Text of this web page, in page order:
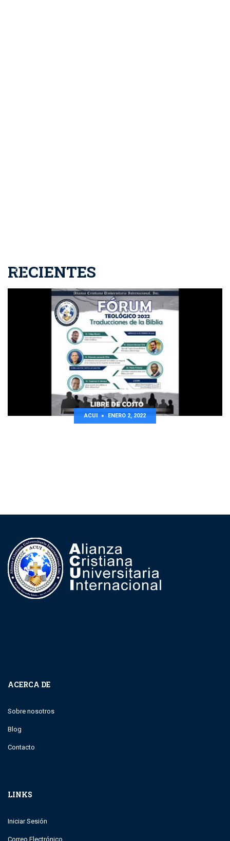
RECIENTES
ACUI ENERO 2, 2022
ACERCA DE
Sobre nosotros
Blog
Contacto
LINKS
Iniciar Sesión
Correo Electrónico